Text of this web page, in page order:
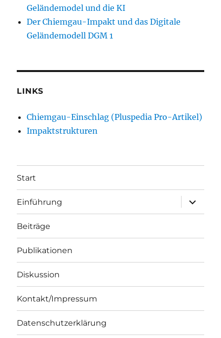
Geländemodel und die KI
Der Chiemgau-Impakt und das Digitale
Geländemodell DGM 1
LINKS
Chiemgau-Einschlag (Pluspedia Pro-Artikel)
Impaktstrukturen
Start
Einführung
öffnen
Beiträge
Publikationen
Diskussion
Kontakt/Impressum
Datenschutzerklärung